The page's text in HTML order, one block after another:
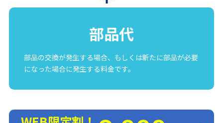
部品代
部品の交換が発生する場合、もしくは新たに部品が必要
になった場合に発生する料金です。